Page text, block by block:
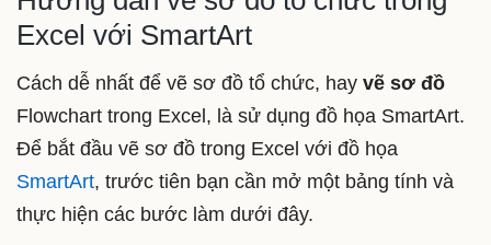
Excel với SmartArt
Cách dễ nhất để vẽ sơ đồ tổ chức, hay vẽ sơ đồ
Flowchart trong Excel, là sử dụng đồ họa SmartArt.
Để bắt đầu vẽ sơ đồ trong Excel với đồ họa
SmartArt, trước tiên bạn cần mở một bảng tính và
thực hiện các bước làm dưới đây.